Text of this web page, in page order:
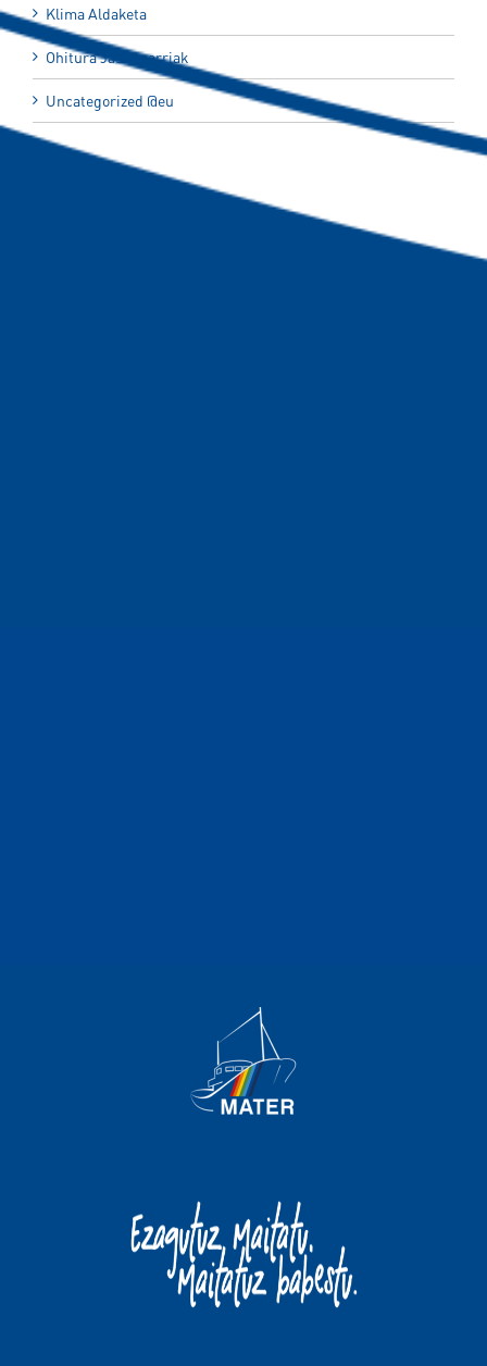
Klima Aldaketa
Ohitura Jasangarriak
Uncategorized @eu